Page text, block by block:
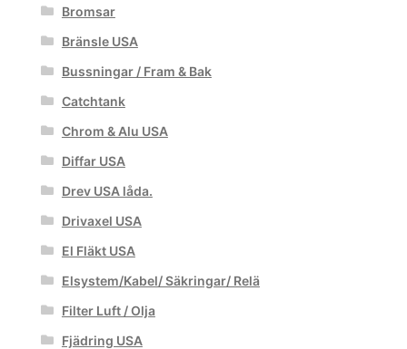
Bromsar
Bränsle USA
Bussningar / Fram & Bak
Catchtank
Chrom & Alu USA
Diffar USA
Drev USA låda.
Drivaxel USA
El Fläkt USA
Elsystem/Kabel/ Säkringar/ Relä
Filter Luft / Olja
Fjädring USA